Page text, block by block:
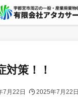
対策！！
7月22日 2025年7月22日